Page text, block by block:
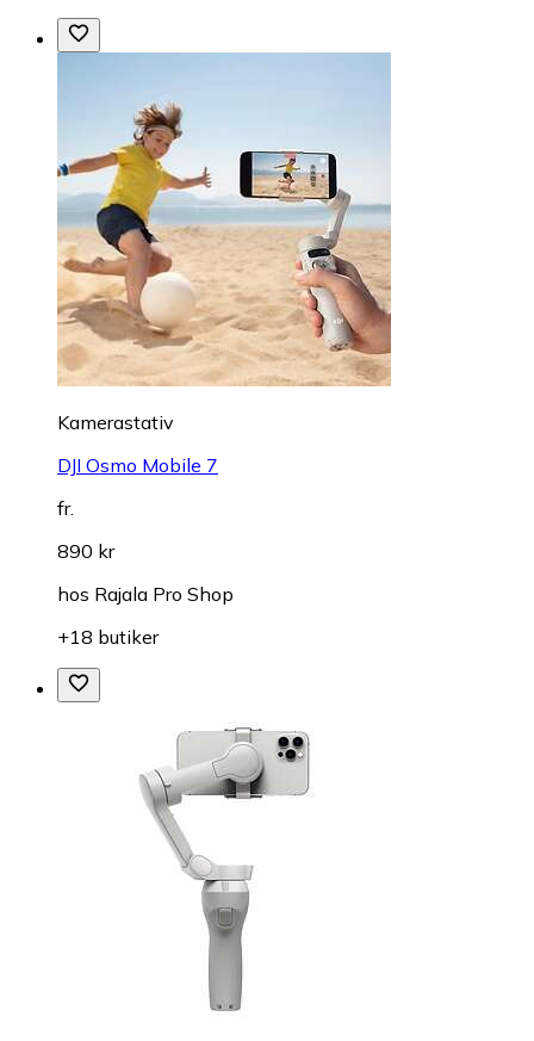
Kamerastativ
DJI Osmo Mobile 7
fr.
890 kr
hos Rajala Pro Shop
+18 butiker